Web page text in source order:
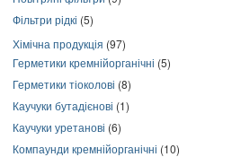
Фільтри рідкі (5)
Хімічна продукція (97)
Герметики кремнійорганічні (5)
Герметики тіоколові (8)
Каучуки бутадієнові (1)
Каучуки уретанові (6)
Компаунди кремнійорганічні (10)